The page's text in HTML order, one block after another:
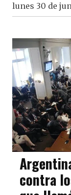
lunes 30 de
contra